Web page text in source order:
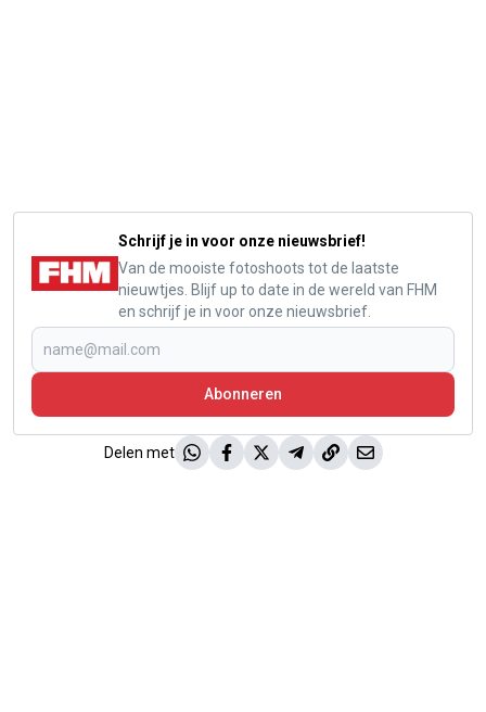
Schrijf je in voor onze nieuwsbrief!
Van de mooiste fotoshoots tot de laatste
nieuwtjes. Blijf up to date in de wereld van FHM
en schrijf je in voor onze nieuwsbrief.
Abonneren
Delen met